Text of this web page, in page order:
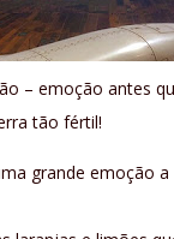
– emoção antes
tão fértil!
grande emoção